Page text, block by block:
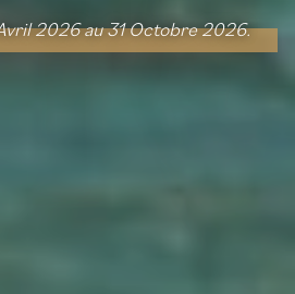
2026 au 31 Octobre 2026.